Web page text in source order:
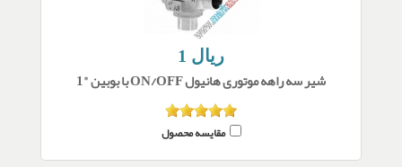
1 ریال
شیر سه راهه موتوری هانیول ON/OFF با بوبین "1
مقایسه محصول